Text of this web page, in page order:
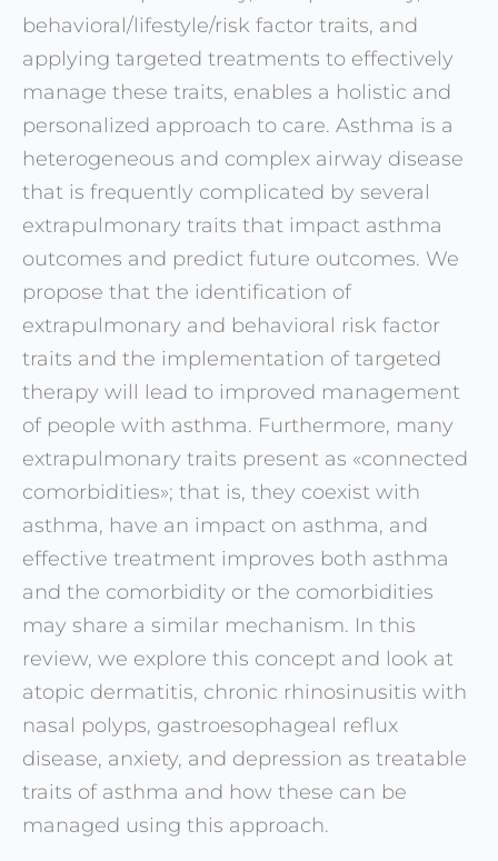
behavioral/lifestyle/risk factor traits, and
applying targeted treatments to effectively
manage these traits, enables a holistic and
personalized approach to care. Asthma is a
heterogeneous and complex airway disease
that is frequently complicated by several
extrapulmonary traits that impact asthma
outcomes and predict future outcomes. We
propose that the identification of
extrapulmonary and behavioral risk factor
traits and the implementation of targeted
therapy will lead to improved management
of people with asthma. Furthermore, many
extrapulmonary traits present as «connected
comorbidities»; that is, they coexist with
asthma, have an impact on asthma, and
effective treatment improves both asthma
and the comorbidity or the comorbidities
may share a similar mechanism. In this
review, we explore this concept and look at
atopic dermatitis, chronic rhinosinusitis with
nasal polyps, gastroesophageal reflux
disease, anxiety, and depression as treatable
traits of asthma and how these can be
managed using this approach.